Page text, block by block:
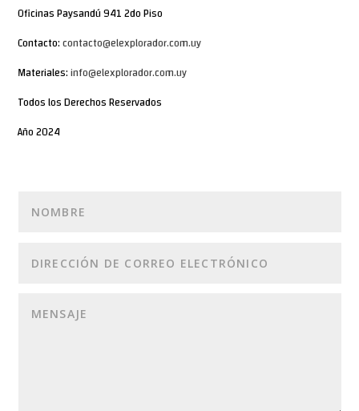
Oficinas Paysandú 941 2do Piso
Contacto:contacto@elexplorador.com.uy
Materiales:info@elexplorador.com.uy
Todos los Derechos Reservados
Año 2024